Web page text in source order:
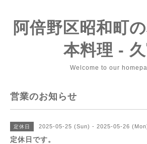
阿倍野区昭和町
本料理 -
Welcome to our
営業のお知らせ
定休日 2025-05-25 (Sun) - 2025-05-26
定休日です。